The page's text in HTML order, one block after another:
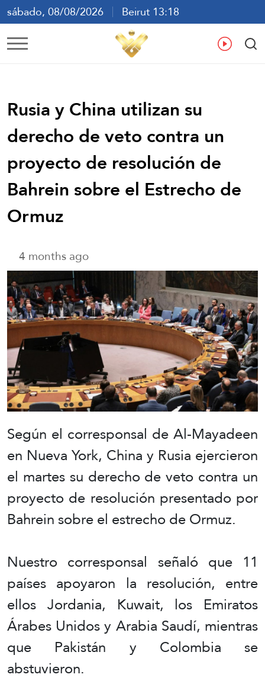
sábado, 08/08/2026
Beirut 13:18
ع En
Rusia y China utilizan su
derecho de veto contra un
proyecto de resolución de
Bahrein sobre el Estrecho de
Ormuz
4 months ago
Según el corresponsal de Al-Mayadeen
en Nueva York, China y Rusia ejercieron
el martes su derecho de veto contra un
proyecto de resolución presentado por
Bahrein sobre el estrecho de Ormuz.
Nuestro corresponsal señaló que 11
países apoyaron la resolución, entre
ellos Jordania, Kuwait, los Emiratos
Árabes Unidos y Arabia Saudí, mientras
que Pakistán y Colombia se
abstuvieron.